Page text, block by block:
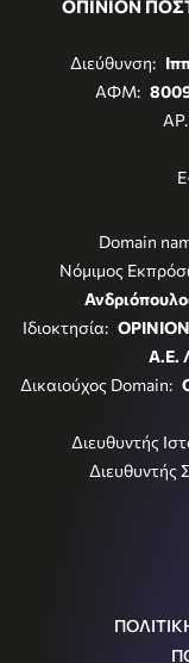
ΟΠΙΝΙΟΝ
Διεύθυνση:
ΑΦΜ:
Domain
Νόμιμος
Ιδιοκτησία:
Α.Ε.
Δικαιούχος Domain:
Διευθυντής
Διευθυντής